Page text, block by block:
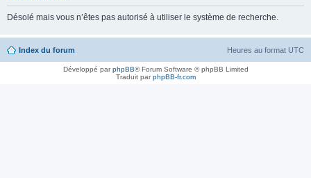
Désolé mais vous n’êtes pas autorisé à utiliser le système de recherche.
Index du forum Heures au format UTC
Développé parphpBB® Forum Software © phpBB Limited
Traduit parphpBB-fr.com